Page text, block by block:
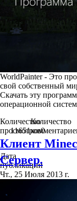
WorldPainter - Это
свой собственный
Скачать эту
операционной
Количество
просмотров
11651
Количество
0
Клиент
Сервер.
Дата
публикации
Чт., 25 Июля 2013 г.